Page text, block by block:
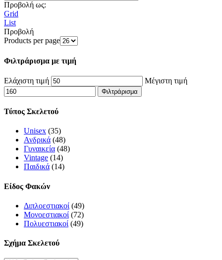
Προβολή ως:
Grid
List
Προβολή
Products per page
Φιλτράρισμα με τιμή
Ελάχιστη τιμή Μέγιστη τιμή
Φιλτράρισμα
Τύπος Σκελετού
Unisex (35)
Ανδρικά (48)
Γυναικεία (48)
Vintage (14)
Παιδικά (14)
Είδος Φακών
Διπλοεστιακοί (49)
Μονοεστιακοί (72)
Πολυεστιακοί (49)
Σχήμα Σκελετού